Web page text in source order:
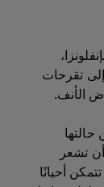
تقرحات
الأنف.
تشعر
أحيانًا